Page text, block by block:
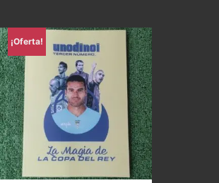
¡Oferta!